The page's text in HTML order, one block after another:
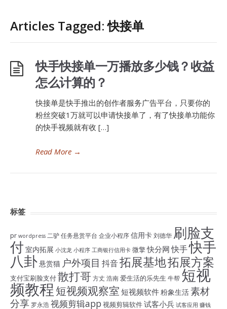
Articles Tagged: 快接单
快手快接单一万播放多少钱？收益
怎么计算的？
快接单是快手推出的创作者服务广告平台，只要你的
粉丝突破1万就可以申请快接单了，有了快接单功能你
的快手视频就有收 […]
Read More →
标签
pr wordpress 二驴任务悬赏平台 企业小程序信用卡刘德华 刷脸支
付 室内拓展 小沈龙 小程序 工商银行信用卡 微擎快分网 快手快手
八卦悬赏猫 户外项目 抖音拓展基地拓展方案
支付宝刷脸支付散打哥 方丈 浩南爱生活的乐先生 牛帮 短视
频教程 短视频观察室 短视频软件粉象生活素材
分享 罗永浩视频剪辑app 视频剪辑软件试客小兵 试客应用 赚钱